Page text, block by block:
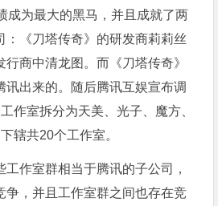
成为最大的黑马，并且成就了两
：《刀塔传奇》的研发商莉莉丝
行商中清龙图。而《刀塔传奇》
讯出来的。随后腾讯互娱宣布调
作室拆分为天美、光子、魔方、
辖共20个工作室。
工作室群相当于腾讯的子公司，
争，并且工作室群之间也存在竞